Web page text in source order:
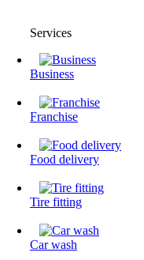
Services
Business
Franchise
Food delivery
Tire fitting
Сar wash